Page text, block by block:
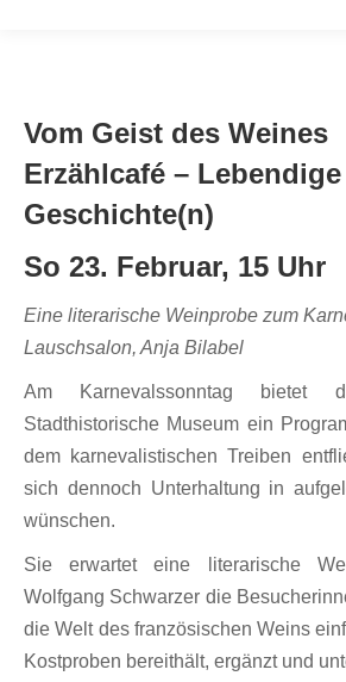
Vom Geist des Weines
Erzählcafé – Lebendige
Geschichte(n)
So 23. Februar, 15 Uhr
Eine literarische Weinprobe zum
Lauschsalon, Anja Bilabel
Am Karnevalssonntag bietet
Stadthistorische Museum ein
dem karnevalistischen Treiben
sich dennoch Unterhaltung in
wünschen.
Sie erwartet eine literarische
Wolfgang Schwarzer die
die Welt des französischen Weins
Kostproben bereithält, ergänzt und